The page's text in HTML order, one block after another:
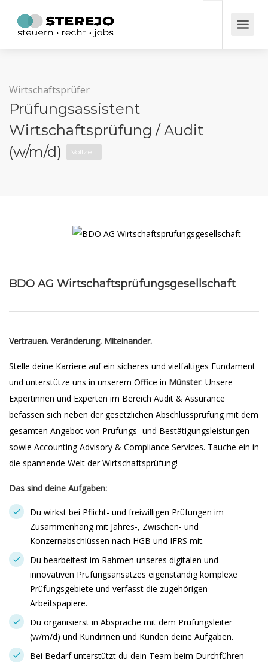
Wirtschaftsprüfer
Prüfungsassistent
Wirtschaftsprüfung / Audit
(w/m/d)
Vollzeit
BDO AG Wirtschaftsprüfungsgesellschaft
Vertrauen. Veränderung. Miteinander.
Stelle deine Karriere auf ein sicheres und vielfältiges Fundament
und unterstütze uns in unserem Office in Münster. Unsere
Expertinnen und Experten im Bereich Audit & Assurance
befassen sich neben der gesetzlichen Abschlussprüfung mit dem
gesamten Angebot von Prüfungs- und Bestätigungsleistungen
sowie Accounting Advisory & Compliance Services. Tauche ein in
die spannende Welt der Wirtschaftsprüfung!
Das sind deine Aufgaben:
Du wirkst bei Pflicht- und freiwilligen Prüfungen im
Zusammenhang mit Jahres-, Zwischen- und
Konzernabschlüssen nach HGB und IFRS mit.
Du bearbeitest im Rahmen unseres digitalen und
innovativen Prüfungsansatzes eigenständig komplexe
Prüfungsgebiete und verfasst die zugehörigen
Arbeitspapiere.
Du organisierst in Absprache mit dem Prüfungsleiter
(w/m/d) und Kundinnen und Kunden deine Aufgaben.
Bei Bedarf unterstützt du dein Team beim Durchführen